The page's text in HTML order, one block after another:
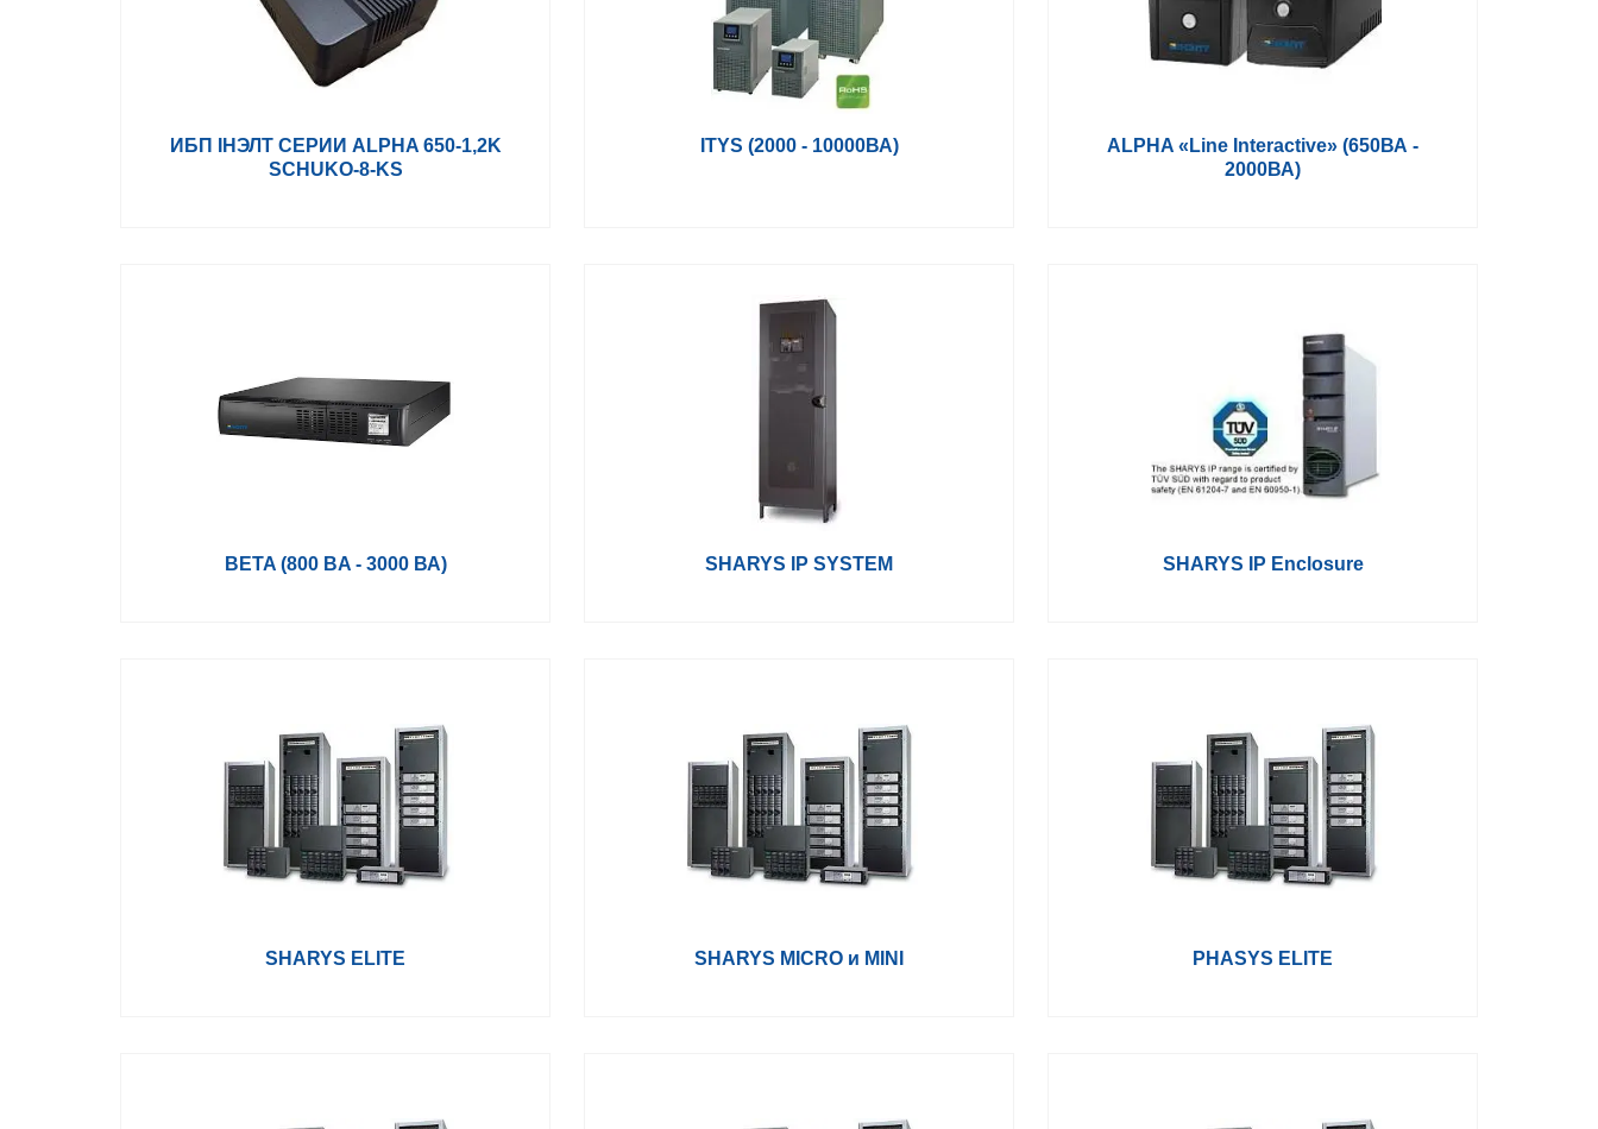
ИБП ІНЭЛТ СЕРИИ ALPHA 650-1,2K
SCHUKO-8-KS
ITYS (2000 - 10000ВА)
ALPHA «Line Interactive» (650ВА -
2000ВА)
BETA (800 BA - 3000 ВА) SHARYS IP SYSTEM SHARYS IP Enclosure
SHARYS ELITE SHARYS MICRO и MINI PHASYS ELITE